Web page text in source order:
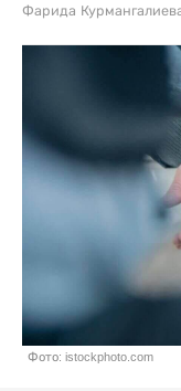
Фарида
Фото: istockphoto.com